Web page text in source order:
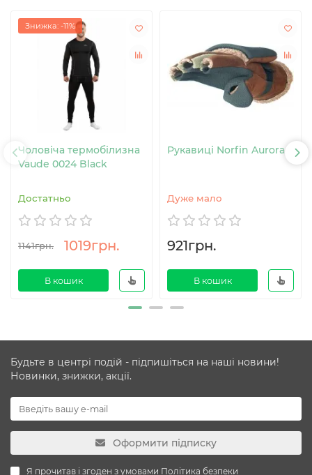
Знижка: -11%
Чоловіча термобілизна
Vaude 0024 Black
Достатньо
1141грн. 1019грн.
В кошик
Рукавиці Norfin Aurora
Дуже мало
921грн.
В кошик
Будьте в центрі подій - підпишіться на наші новини!
Новинки, знижки, акції.
Оформити підписку
Я прочитав і згоден з умовами Політика безпеки